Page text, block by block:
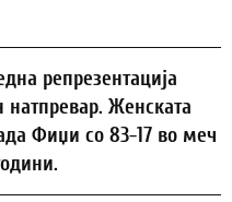
репрезентација
Женската
Фиџи со 83-17 во меч